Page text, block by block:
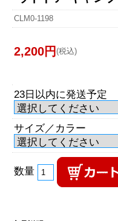
CLM0-1198
2,200円 (税込)
23日以内に発送予定
サイズ／カラー
数量